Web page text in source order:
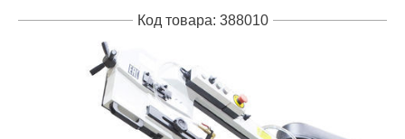
Код товара: 388010